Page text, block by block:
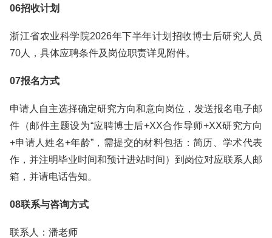
06招收计划
浙江省农业科学院2026年下半年计划招收博士后研究人员
70人，具体应聘条件及岗位职责详见附件。
07报名方式
申请人自主选择确定研究方向和意向岗位，发送报名电子邮
件（邮件主题设为“应聘博士后+XX合作导师+XX研究方向
+申请人姓名+年龄”，需提交的材料包括：简历、学术代表
作，并注明毕业时间和预计进站时间）到岗位对应联系人邮
箱，并请电话告知。
08联系与咨询方式
联系人：潘老师